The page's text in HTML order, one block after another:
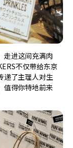
走进这间充满肉
不仅带给东京
递了主理人对生
值得你特地前来